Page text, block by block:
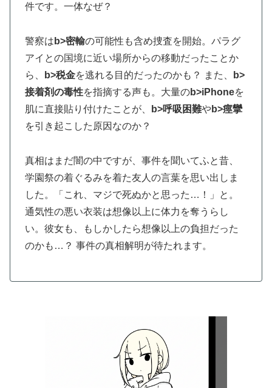
件です。一体なぜ？
警察は b>密輸の可能性も含め捜査を開始。パラグ
アイとの国境に近い場所からの移動だったことか
ら、
b>税金を逃れる目的だったのかも？ また、
b>
接着剤の毒性を指摘する声も。大量のb>iPhoneを
肌に直接貼り付けたことが、
b>呼吸困難やb>痙攣
を引き起こした原因なのか？
真相はまだ闇の中ですが、事件を聞いてふと昔、
学園祭の着ぐるみを着た友人の言葉を思い出しま
した。「これ、マジで死ぬかと思った…！」と。
通気性の悪い衣装は想像以上に体力を奪うらし
い。彼女も、もしかしたら想像以上の負担だった
のかも…？ 事件の真相解明が待たれます。